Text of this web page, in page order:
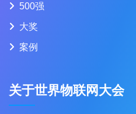
500强
大奖
案例
关于世界物联网大会